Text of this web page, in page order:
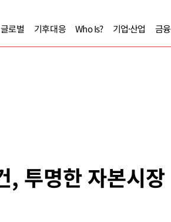
글로벌 기후대응 Who Is? 기업·산업 금융
투명한 자본시장